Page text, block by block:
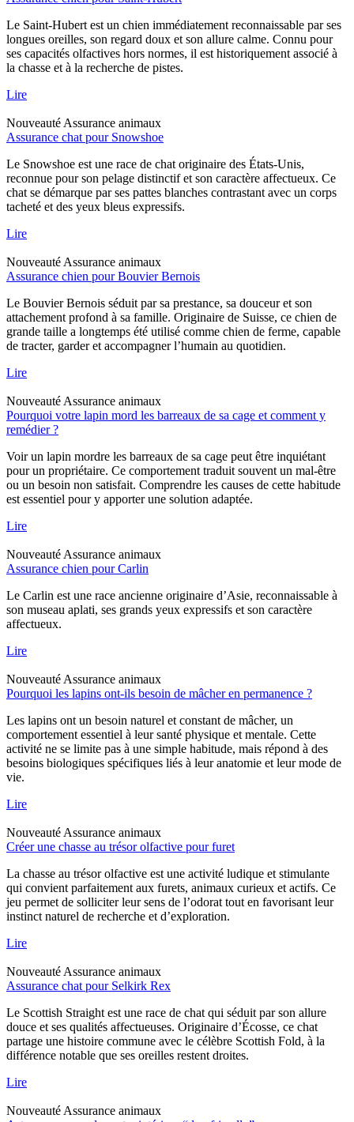
Le Saint-Hubert est un chien immédiatement reconnaissable par ses
longues oreilles, son regard doux et son allure calme. Connu pour
ses capacités olfactives hors normes, il est historiquement associé à
la chasse et à la recherche de pistes.
Lire
Nouveauté Assurance animaux
Assurance chat pour Snowshoe
Le Snowshoe est une race de chat originaire des États-Unis,
reconnue pour son pelage distinctif et son caractère affectueux. Ce
chat se démarque par ses pattes blanches contrastant avec un corps
tacheté et des yeux bleus expressifs.
Lire
Nouveauté Assurance animaux
Assurance chien pour Bouvier Bernois
Le Bouvier Bernois séduit par sa prestance, sa douceur et son
attachement profond à sa famille. Originaire de Suisse, ce chien de
grande taille a longtemps été utilisé comme chien de ferme, capable
de tracter, garder et accompagner l’humain au quotidien.
Lire
Nouveauté Assurance animaux
Pourquoi votre lapin mord les barreaux de sa cage et comment y
remédier ?
Voir un lapin mordre les barreaux de sa cage peut être inquiétant
pour un propriétaire. Ce comportement traduit souvent un mal-être
ou un besoin non satisfait. Comprendre les causes de cette habitude
est essentiel pour y apporter une solution adaptée.
Lire
Nouveauté Assurance animaux
Assurance chien pour Carlin
Le Carlin est une race ancienne originaire d’Asie, reconnaissable à
son museau aplati, ses grands yeux expressifs et son caractère
affectueux.
Lire
Nouveauté Assurance animaux
Pourquoi les lapins ont-ils besoin de mâcher en permanence ?
Les lapins ont un besoin naturel et constant de mâcher, un
comportement essentiel à leur santé physique et mentale. Cette
activité ne se limite pas à une simple habitude, mais répond à des
besoins biologiques spécifiques liés à leur anatomie et leur mode de
vie.
Lire
Nouveauté Assurance animaux
Créer une chasse au trésor olfactive pour furet
La chasse au trésor olfactive est une activité ludique et stimulante
qui convient parfaitement aux furets, animaux curieux et actifs. Ce
jeu permet de solliciter leur sens de l’odorat tout en favorisant leur
instinct naturel de recherche et d’exploration.
Lire
Nouveauté Assurance animaux
Assurance chat pour Selkirk Rex
Le Scottish Straight est une race de chat qui séduit par son allure
douce et ses qualités affectueuses. Originaire d’Écosse, ce chat
partage une histoire commune avec le célèbre Scottish Fold, à la
différence notable que ses oreilles restent droites.
Lire
Nouveauté Assurance animaux